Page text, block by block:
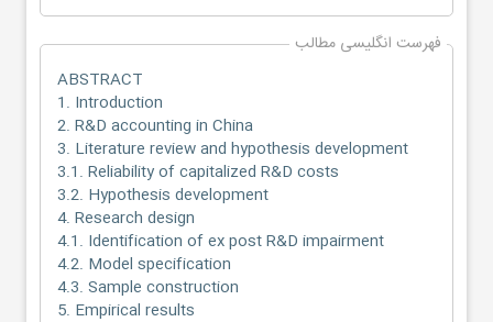
فهرست انگلیسی مطالب
ABSTRACT
1. Introduction
2. R&D accounting in China
3. Literature review and hypothesis development
3.1. Reliability of capitalized R&D costs
3.2. Hypothesis development
4. Research design
4.1. Identification of ex post R&D impairment
4.2. Model specification
4.3. Sample construction
5. Empirical results